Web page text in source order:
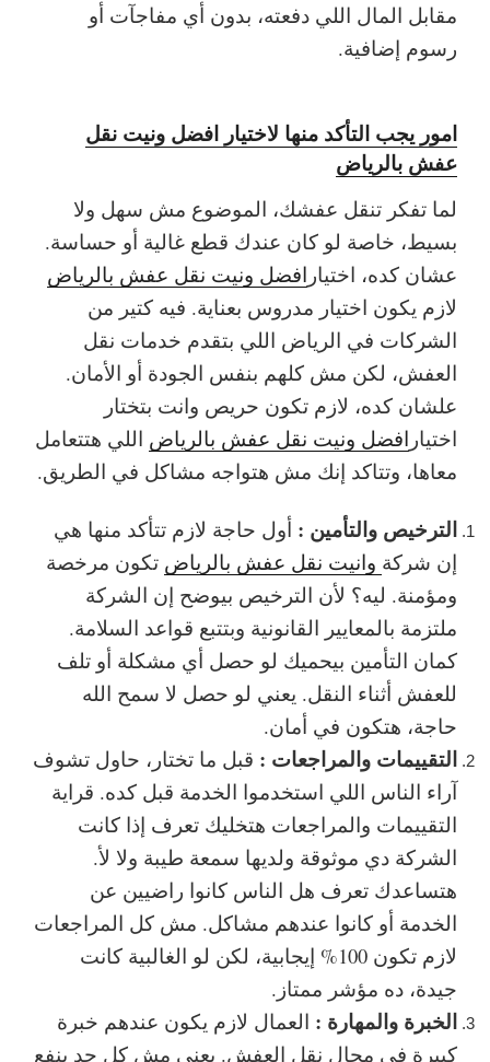
مقابل المال اللي دفعته، بدون أي مفاجآت أو
رسوم إضافية.
امور يجب التأكد منها لاختيار افضل ونيت نقل
عفش بالرياض
لما تفكر تنقل عفشك، الموضوع مش سهل ولا
بسيط، خاصة لو كان عندك قطع غالية أو حساسة.
عشان كده، اختيار افضل ونيت نقل عفش بالرياض
لازم يكون اختيار مدروس بعناية. فيه كتير من
الشركات في الرياض اللي بتقدم خدمات نقل
العفش، لكن مش كلهم بنفس الجودة أو الأمان.
علشان كده، لازم تكون حريص وانت بتختار
اختيار افضل ونيت نقل عفش بالرياض اللي هتتعامل
معاها، وتتاكد إنك مش هتواجه مشاكل في الطريق.
الترخيص والتأمين : أول حاجة لازم تتأكد منها هي
إن شركة وانيت نقل عفش بالرياض تكون مرخصة
ومؤمنة. ليه؟ لأن الترخيص بيوضح إن الشركة
ملتزمة بالمعايير القانونية وبتتبع قواعد السلامة.
كمان التأمين بيحميك لو حصل أي مشكلة أو تلف
للعفش أثناء النقل. يعني لو حصل لا سمح الله
حاجة، هتكون في أمان.
التقييمات والمراجعات : قبل ما تختار، حاول تشوف
آراء الناس اللي استخدموا الخدمة قبل كده. قراية
التقييمات والمراجعات هتخليك تعرف إذا كانت
الشركة دي موثوقة ولديها سمعة طيبة ولا لأ.
هتساعدك تعرف هل الناس كانوا راضيين عن
الخدمة أو كانوا عندهم مشاكل. مش كل المراجعات
لازم تكون 100% إيجابية، لكن لو الغالبية كانت
جيدة، ده مؤشر ممتاز.
الخبرة والمهارة : العمال لازم يكون عندهم خبرة
كبيرة في مجال نقل العفش. يعني مش كل حد ينفع